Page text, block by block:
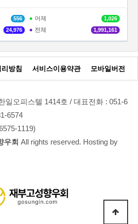
556 어제 1,026
24,976 전체 1,991,161
방침 서비스이용약관 모바일버전
일오피스텔 1414호 / 대표전화 : 051-6
6574
1119)
우회 All rights reserved. Hosting by